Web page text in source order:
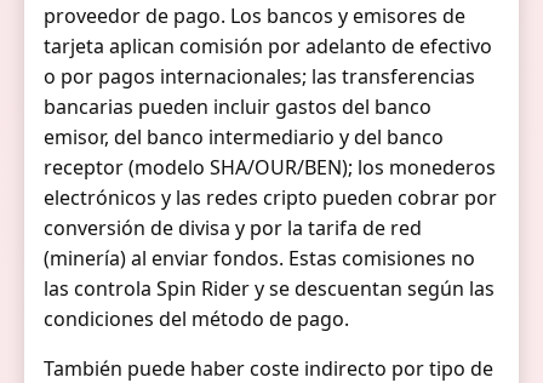
proveedor de pago. Los bancos y emisores de
tarjeta aplican comisión por adelanto de efectivo
o por pagos internacionales; las transferencias
bancarias pueden incluir gastos del banco
emisor, del banco intermediario y del banco
receptor (modelo SHA/OUR/BEN); los monederos
electrónicos y las redes cripto pueden cobrar por
conversión de divisa y por la tarifa de red
(minería) al enviar fondos. Estas comisiones no
las controla Spin Rider y se descuentan según las
condiciones del método de pago.
También puede haber coste indirecto por tipo de